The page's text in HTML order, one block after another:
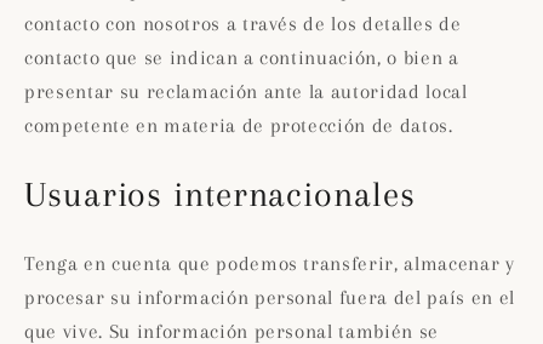
contacto con nosotros a través de los detalles de
contacto que se indican a continuación, o bien a
presentar su reclamación ante la autoridad local
competente en materia de protección de datos.
Usuarios internacionales
Tenga en cuenta que podemos transferir, almacenar y
procesar su información personal fuera del país en el
que vive. Su información personal también se